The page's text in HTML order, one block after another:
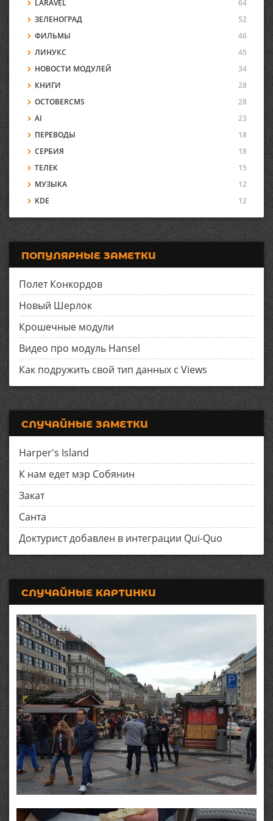
LARAVEL
64
ЗЕЛЕНОГРАД
52
ФИЛЬМЫ
46
ЛИНУКС
45
НОВОСТИ МОДУЛЕЙ
34
КНИГИ
28
OCTOBERCMS
28
AI
23
ПЕРЕВОДЫ
18
СЕРБИЯ
18
ТЕЛЕК
15
МУЗЫКА
12
KDE
12
ПОПУЛЯРНЫЕ ЗАМЕТКИ
Полет Конкордов
Новый Шерлок
Крошечные модули
Видео про модуль Hansel
Как подружить свой тип данных с Views
СЛУЧАЙНЫЕ ЗАМЕТКИ
Harper's Island
К нам едет мэр Собянин
Закат
Санта
Доктурист добавлен в интеграции Qui-Quo
СЛУЧАЙНЫЕ КАРТИНКИ